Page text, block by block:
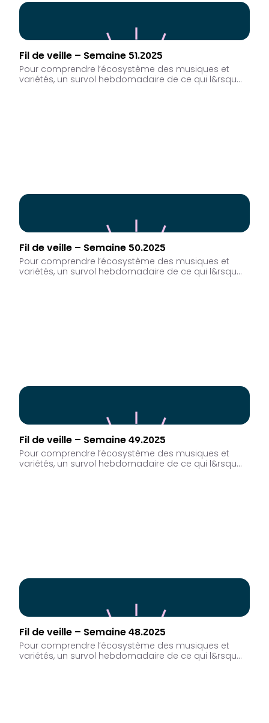
Fil de veille – Semaine 51.2025
Pour comprendre l’écosystème des musiques et
variétés, un survol hebdomadaire de ce qui l&rsqu…
Fil de veille – Semaine 50.2025
Pour comprendre l’écosystème des musiques et
variétés, un survol hebdomadaire de ce qui l&rsqu…
Fil de veille – Semaine 49.2025
Pour comprendre l’écosystème des musiques et
variétés, un survol hebdomadaire de ce qui l&rsqu…
Fil de veille – Semaine 48.2025
Pour comprendre l’écosystème des musiques et
variétés, un survol hebdomadaire de ce qui l&rsqu…